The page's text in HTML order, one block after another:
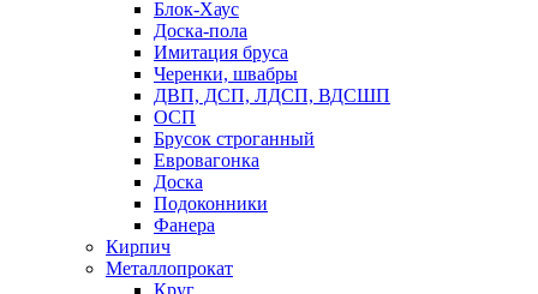
Блок-Хаус
Доска-пола
Имитация бруса
Черенки, швабры
ДВП, ДСП, ЛДСП, ВДСШП
ОСП
Брусок строганный
Евровагонка
Доска
Подоконники
Фанера
Кирпич
Металлопрокат